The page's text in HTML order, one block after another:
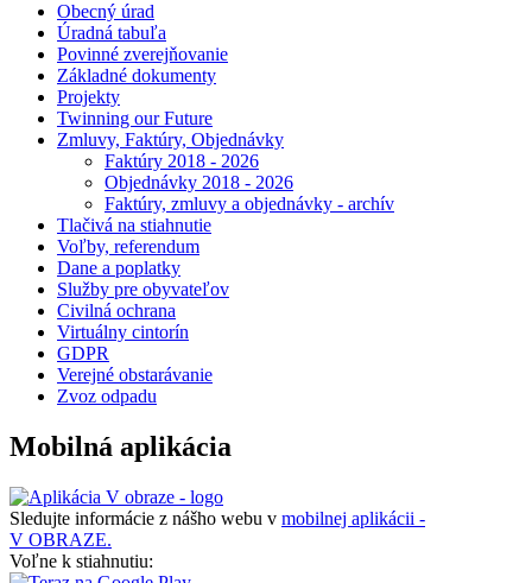
Obecný úrad
Úradná tabuľa
Povinné zverejňovanie
Základné dokumenty
Projekty
Twinning our Future
Zmluvy, Faktúry, Objednávky
Faktúry 2018 - 2026
Objednávky 2018 - 2026
Faktúry, zmluvy a objednávky - archív
Tlačivá na stiahnutie
Voľby, referendum
Dane a poplatky
Služby pre obyvateľov
Civilná ochrana
Virtuálny cintorín
GDPR
Verejné obstarávanie
Zvoz odpadu
Mobilná aplikácia
Sledujte informácie z nášho webu v mobilnej aplikácii -
V OBRAZE.
Voľne k stiahnutiu: